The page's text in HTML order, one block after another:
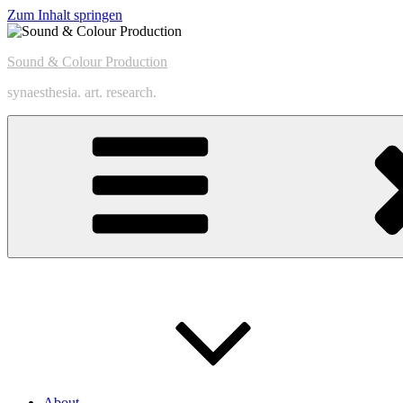
Zum Inhalt springen
Sound & Colour Production
synaesthesia. art. research.